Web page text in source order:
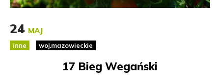
24 MAJ
inne woj.mazowieckie
17 Bieg Wegański